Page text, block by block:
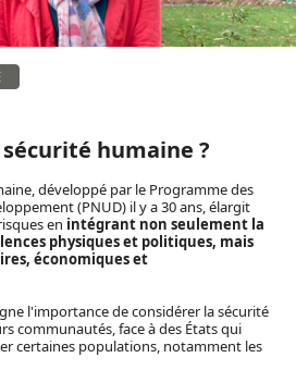
humaine ?
développé par le Programme des
(PNUD) il y a 30 ans, élargit
en intégrant non seulement la
physiques et politiques, mais
économiques et
l'importance de considérer la sécurité
communautés, face à des États qui
certaines populations, notamment les